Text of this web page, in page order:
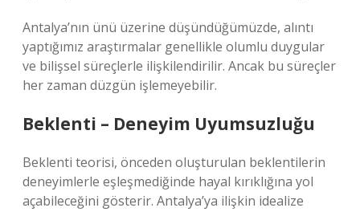
Antalya’nın ünü üzerine düşündüğümüzde, alıntı
yaptığımız araştırmalar genellikle olumlu duygular
ve bilişsel süreçlerle ilişkilendirilir. Ancak bu süreçler
her zaman düzgün işlemeyebilir.
Beklenti – Deneyim Uyumsuzluğu
Beklenti teorisi, önceden oluşturulan beklentilerin
deneyimlerle eşleşmediğinde hayal kırıklığına yol
açabileceğini gösterir. Antalya’ya ilişkin idealize